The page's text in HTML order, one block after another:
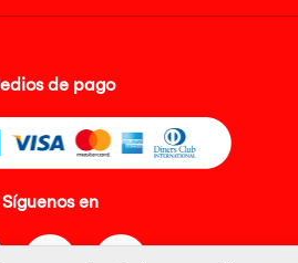
de pago
Síguenos en